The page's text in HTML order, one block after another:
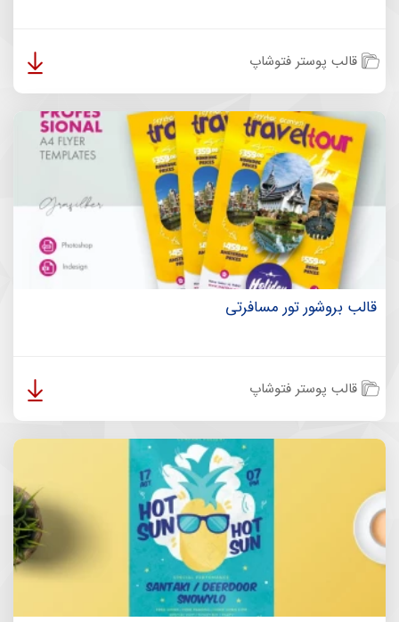
قالب پوستر فتوشاپ
قالب بروشور تور مسافرتی
قالب پوستر فتوشاپ